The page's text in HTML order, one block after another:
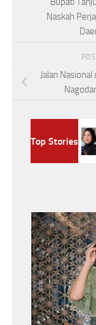
Naskah
Jalan
Top Stories
3 Jadi